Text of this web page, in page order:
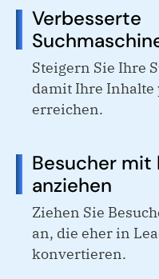
Verbesserte
Steigern Sie Ihre
damit Ihre
erreichen.
Besucher mit
anziehen
Ziehen Sie
an, die eher in
konvertieren.